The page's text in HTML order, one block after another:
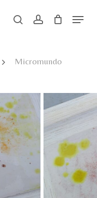
search account
Menu
Micromundo